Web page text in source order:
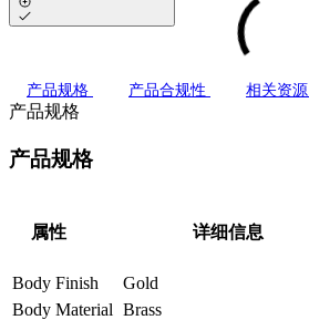
产品规格 产品合规性 相关资源
产品规格
产品规格
属性 详细信息
Body Finish
Gold
Body Material Brass